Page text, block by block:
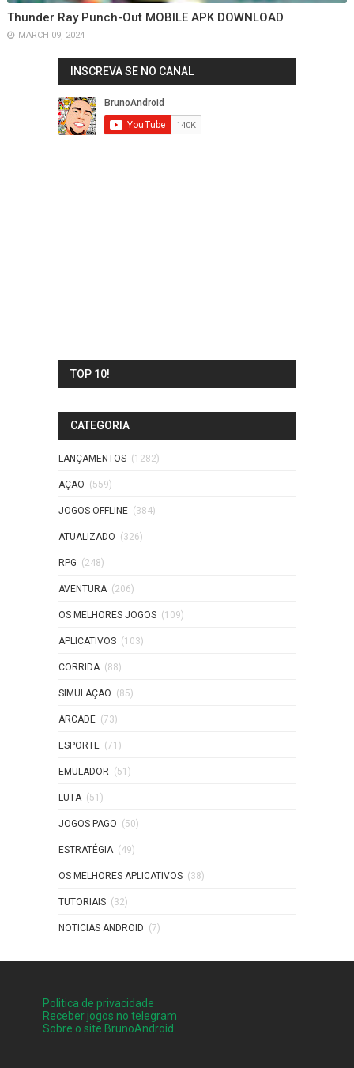
Thunder Ray Punch-Out MOBILE APK DOWNLOAD
MARCH 09, 2024
INSCREVA SE NO CANAL
TOP 10!
CATEGORIA
LANÇAMENTOS (1282)
AÇAO (559)
JOGOS OFFLINE (384)
ATUALIZADO (326)
RPG (248)
AVENTURA (206)
OS MELHORES JOGOS (109)
APLICATIVOS (103)
CORRIDA (88)
SIMULAÇAO (85)
ARCADE (73)
ESPORTE (71)
EMULADOR (51)
LUTA (51)
JOGOS PAGO (50)
ESTRATÉGIA (49)
OS MELHORES APLICATIVOS (38)
TUTORIAIS (32)
NOTICIAS ANDROID (7)
Politica de privacidade
Receber jogos no telegram
Sobre o site BrunoAndroid